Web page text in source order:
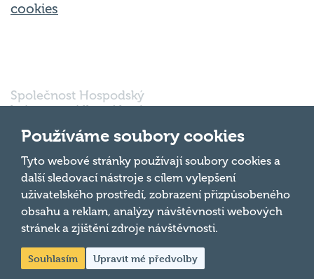
cookies
Společnost Hospodský
kvíz s.r.o., sídlem Nové
602 00 Brno, IČ:
03980138, DIČ:
CZ03980138 je vedena
pod spisovou značkou
a oddílem 90428 C u
Krajského soudu v
Brně.
Nahoru
Používáme soubory cookies
Tyto webové stránky používají soubory cookies a
další sledovací nástroje s cílem vylepšení
uživatelského prostředí, zobrazení přizpůsobeného
obsahu a reklam, analýzy návštěvnosti webových
stránek a zjištění zdroje návštěvnosti.
Souhlasím Upravit mé předvolby